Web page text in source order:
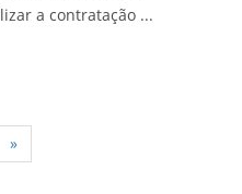
a contratação ...
»